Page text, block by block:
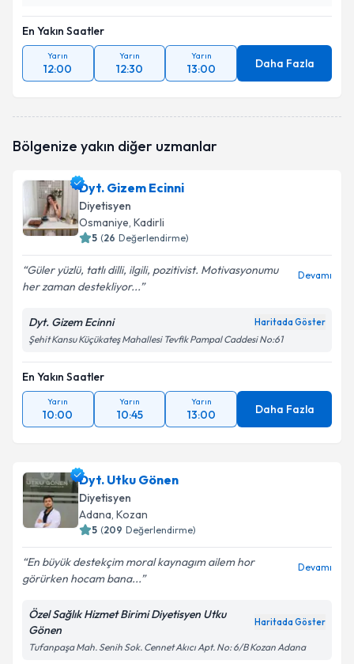
En Yakın Saatler
Yarın
12:00
Yarın
12:30
Yarın
13:00 Daha Fazla
Bölgenize yakın diğer uzmanlar
Dyt. Gizem Ecinni
Diyetisyen
Osmaniye, Kadirli
5 (26 Değerlendirme)
Güler yüzlü, tatlı dilli, ilgili, pozitivist. Motivasyonumu
her zaman destekliyor...
Devamı
Dyt. Gizem Ecinni Haritada Göster
Şehit Kansu Küçükateş Mahallesi Tevfik Pampal Caddesi No:61
En Yakın Saatler
Yarın
10:00
Yarın
10:45
Yarın
13:00 Daha Fazla
Dyt. Utku Gönen
Diyetisyen
Adana, Kozan
5 (209 Değerlendirme)
En büyük destekçim moral kaynagım ailem hor
görürken hocam bana...
Devamı
Özel Sağlık Hizmet Birimi Diyetisyen Utku
Gönen
Haritada Göster
​Tufanpaşa Mah. Senih Sok. Cennet Akıcı Apt. No: 6/B Kozan Adana